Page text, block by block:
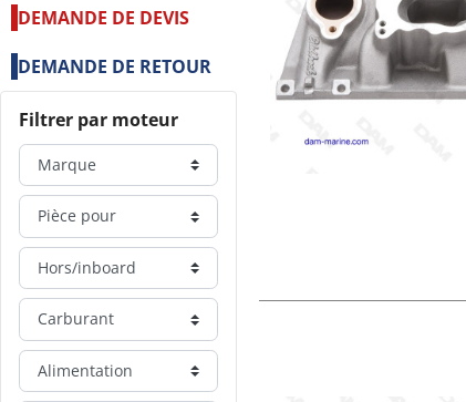
DEMANDE DE DEVIS
DEMANDE DE RETOUR
Filtrer par moteur
Marque
Pièce pour
Hors/inboard
Carburant
Alimentation